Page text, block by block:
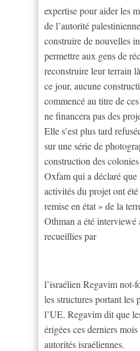
expertise pour aider les
de l’autorité
construire de nouvelles
permettre aux gens de
reconstruire leur terrain
ce jour, aucune
commencé au titre de
ne financera pas des
Elle s’est plus tard
sur une série de
construction des
Oxfam qui a déclaré que
activités du projet ont
remise en état » de la
Othman a été interviewé
recueillies par
l’israélien Regavim not-
les structures portant les
l’UE. Regavim dit que
érigées ces derniers
autorités israéliennes.